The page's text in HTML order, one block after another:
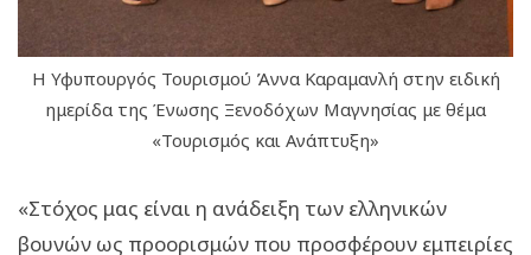
H Υφυπουργός Τουρισμού Άννα Καραμανλή στην ειδική
ημερίδα της Ένωσης Ξενοδόχων Μαγνησίας με θέμα
«Τουρισμός και Ανάπτυξη»
«Στόχος μας είναι η ανάδειξη των ελληνικών
βουνών ως προορισμών που προσφέρουν εμπειρίες